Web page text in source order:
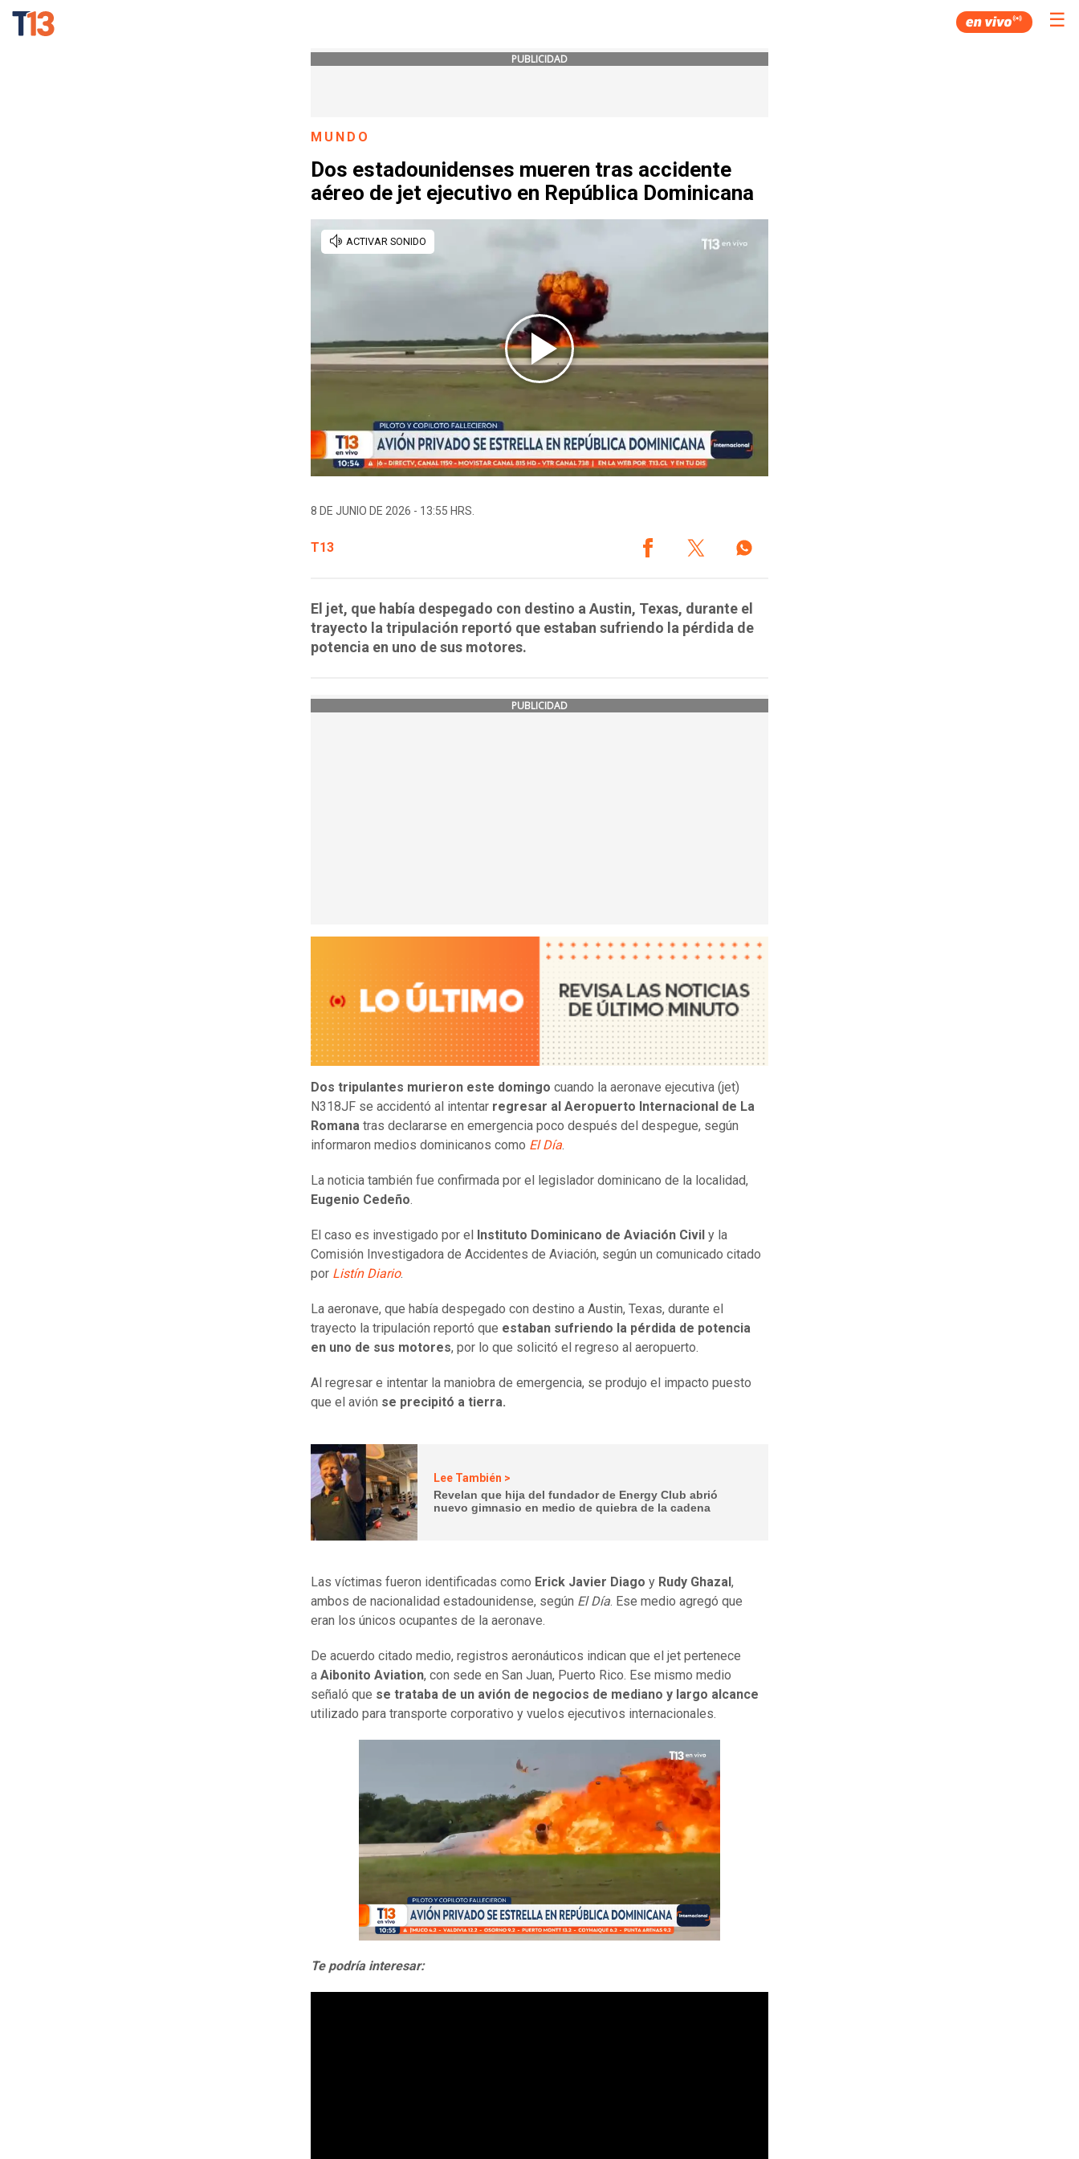
☰
PUBLICIDAD
MUNDO
Dos estadounidenses mueren tras accidente
aéreo de jet ejecutivo en República Dominicana
8 DE JUNIO DE 2026 - 13:55 HRS.
T13
El jet, que había despegado con destino a Austin, Texas, durante el
trayecto la tripulación reportó que estaban sufriendo la pérdida de
potencia en uno de sus motores.
PUBLICIDAD
Dos tripulantes murieron este domingo cuando la aeronave ejecutiva (jet)
N318JF se accidentó al intentar regresar al Aeropuerto Internacional de La
Romana tras declararse en emergencia poco después del despegue, según
informaron medios dominicanos como El Día.
La noticia también fue confirmada por el legislador dominicano de la localidad,
Eugenio Cedeño.
El caso es investigado por el Instituto Dominicano de Aviación Civil y la
Comisión Investigadora de Accidentes de Aviación, según un comunicado citado
por Listín Diario.
La aeronave, que había despegado con destino a Austin, Texas, durante el
trayecto la tripulación reportó que estaban sufriendo la pérdida de potencia
en uno de sus motores, por lo que solicitó el regreso al aeropuerto.
Al regresar e intentar la maniobra de emergencia, se produjo el impacto puesto
que el avión se precipitó a tierra.
Lee También >
Revelan que hija del fundador de Energy Club abrió
nuevo gimnasio en medio de quiebra de la cadena
Las víctimas fueron identificadas como Erick Javier Diago y Rudy Ghazal,
ambos de nacionalidad estadounidense, según El Día. Ese medio agregó que
eran los únicos ocupantes de la aeronave.
De acuerdo citado medio, registros aeronáuticos indican que el jet pertenece
a Aibonito Aviation, con sede en San Juan, Puerto Rico. Ese mismo medio
señaló que se trataba de un avión de negocios de mediano y largo alcance
utilizado para transporte corporativo y vuelos ejecutivos internacionales.
Te podría interesar: